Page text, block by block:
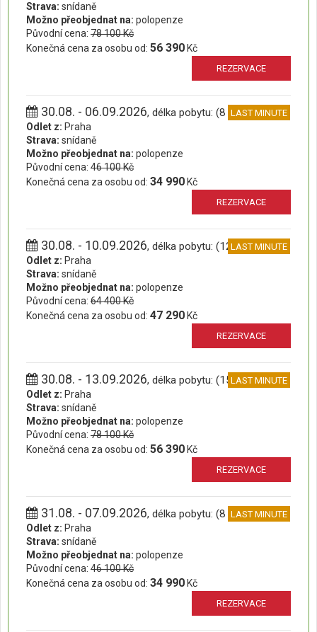
Strava: snídaně
Možno přeobjednat na: polopenze
Původní cena: 78 100 Kč
Konečná cena za osobu od: 56 390 Kč
REZERVACE
30.08. - 06.09.2026, délka pobytu: (8 dní)LAST MINUTE
Odlet z: Praha
Strava: snídaně
Možno přeobjednat na: polopenze
Původní cena: 46 100 Kč
Konečná cena za osobu od: 34 990 Kč
REZERVACE
30.08. - 10.09.2026, délka pobytu: (12 dní)LAST MINUTE
Odlet z: Praha
Strava: snídaně
Možno přeobjednat na: polopenze
Původní cena: 64 400 Kč
Konečná cena za osobu od: 47 290 Kč
REZERVACE
30.08. - 13.09.2026, délka pobytu: (15 dní)LAST MINUTE
Odlet z: Praha
Strava: snídaně
Možno přeobjednat na: polopenze
Původní cena: 78 100 Kč
Konečná cena za osobu od: 56 390 Kč
REZERVACE
31.08. - 07.09.2026, délka pobytu: (8 dní)LAST MINUTE
Odlet z: Praha
Strava: snídaně
Možno přeobjednat na: polopenze
Původní cena: 46 100 Kč
Konečná cena za osobu od: 34 990 Kč
REZERVACE